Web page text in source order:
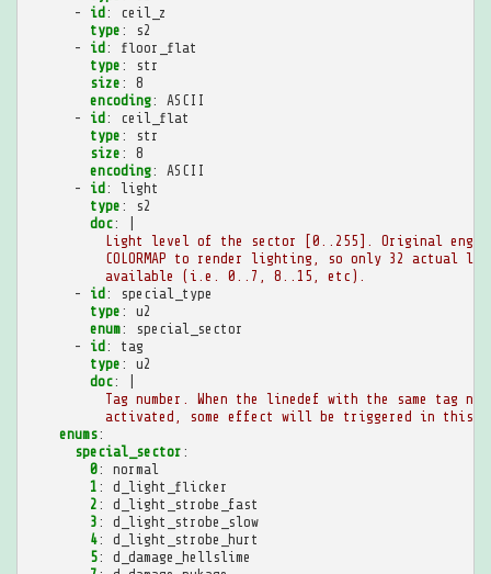
-
id :
ceil_z
type :
s2
-
id :
floor_flat
type :
str
size :
8
encoding:
ASCII
-
id :
ceil_flat
type :
str
size :
8
encoding:
ASCII
-
id :
light
type :
s2
doc:
Light level of the sector [0..255]. Original
COLORMAP to render lighting, so only 32 actual
available (i.e. 0..7, 8..15, etc).
-
id :
special_type
type :
u2
enum:
special_sector
-
id :
tag
type :
u2
doc:
Tag number. When the linedef with the same tag
activated, some effect will be triggered in this
enums:
special_sector :
0:
normal
1 :
d_light_flicker
2 :
d_light_strobe_fast
3 :
d_light_strobe_slow
4:
d_light_strobe_hurt
5:
d_damage_hellslime